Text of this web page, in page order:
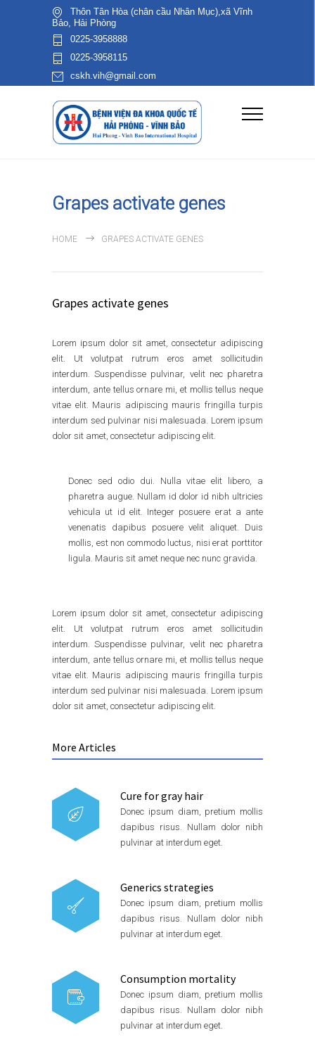
Thôn Tân Hòa (chân cầu Nhân Mục),xã Vĩnh
Bảo, Hải Phòng
0225-3958888
0225-3958115
cskh.vih@gmail.com
Grapes activate genes
HOME GRAPES ACTIVATE GENES
Grapes activate genes
Lorem ipsum dolor sit amet, consectetur adipiscing
elit. Ut volutpat rutrum eros amet sollicitudin
interdum. Suspendisse pulvinar, velit nec pharetra
interdum, ante tellus ornare mi, et mollis tellus neque
vitae elit. Mauris adipiscing mauris fringilla turpis
interdum sed pulvinar nisi malesuada. Lorem ipsum
dolor sit amet, consectetur adipiscing elit.
Donec sed odio dui. Nulla vitae elit libero, a
pharetra augue. Nullam id dolor id nibh ultricies
vehicula ut id elit. Integer posuere erat a ante
venenatis dapibus posuere velit aliquet. Duis
mollis, est non commodo luctus, nisi erat porttitor
ligula. Mauris sit amet neque nec nunc gravida.
Lorem ipsum dolor sit amet, consectetur adipiscing
elit. Ut volutpat rutrum eros amet sollicitudin
interdum. Suspendisse pulvinar, velit nec pharetra
interdum, ante tellus ornare mi, et mollis tellus neque
vitae elit. Mauris adipiscing mauris fringilla turpis
interdum sed pulvinar nisi malesuada. Lorem ipsum
dolor sit amet, consectetur adipiscing elit.
More Articles
Cure for gray hair
Donec ipsum diam, pretium mollis
dapibus risus. Nullam dolor nibh
pulvinar at interdum eget.
Generics strategies
Donec ipsum diam, pretium mollis
dapibus risus. Nullam dolor nibh
pulvinar at interdum eget.
Consumption mortality
Donec ipsum diam, pretium mollis
dapibus risus. Nullam dolor nibh
pulvinar at interdum eget.